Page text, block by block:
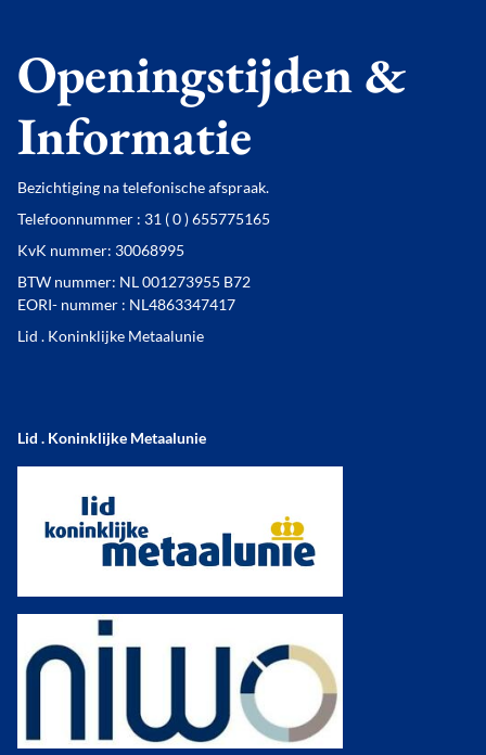
Openingstijden &
Informatie
Bezichtiging na telefonische afspraak.
Telefoonnummer : 31 ( 0 ) 655775165
KvK nummer: 30068995
BTW nummer: NL 001273955 B72
EORI- nummer : NL4863347417
Lid . Koninklijke Metaalunie
Lid . Koninklijke Metaalunie